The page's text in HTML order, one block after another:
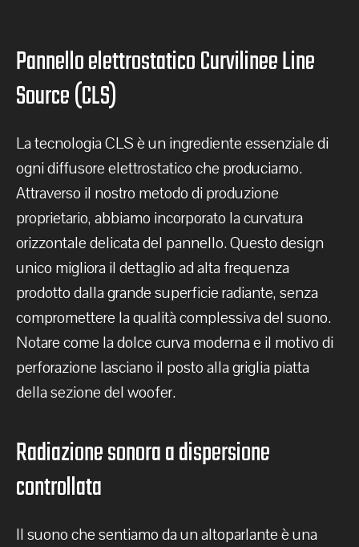
Pannello elettrostatico Curvilinee Line
Source (CLS)
La tecnologia CLS è un ingrediente essenziale di
ogni diffusore elettrostatico che produciamo.
Attraverso il nostro metodo di produzione
proprietario, abbiamo incorporato la curvatura
orizzontale delicata del pannello. Questo design
unico migliora il dettaglio ad alta frequenza
prodotto dalla grande superficie radiante, senza
compromettere la qualità complessiva del suono.
Notare come la dolce curva moderna e il motivo di
perforazione lasciano il posto alla griglia piatta
della sezione del woofer.
Radiazione sonora a dispersione
controllata
Il suono che sentiamo da un altoparlante è una